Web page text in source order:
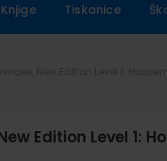
Knjige Tiskanice
Edition Level 1: